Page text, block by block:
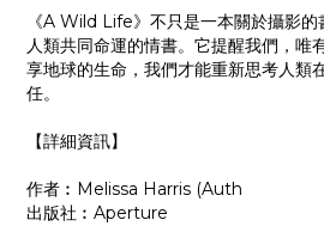
《A Wild Life》不只是一本關於攝影
人類共同命運的情書。它提醒我們，唯
享地球的生命，我們才能重新思考人類
任。
【詳細資訊】
作者︰Melissa Harris (Auth
出版社︰Aperture